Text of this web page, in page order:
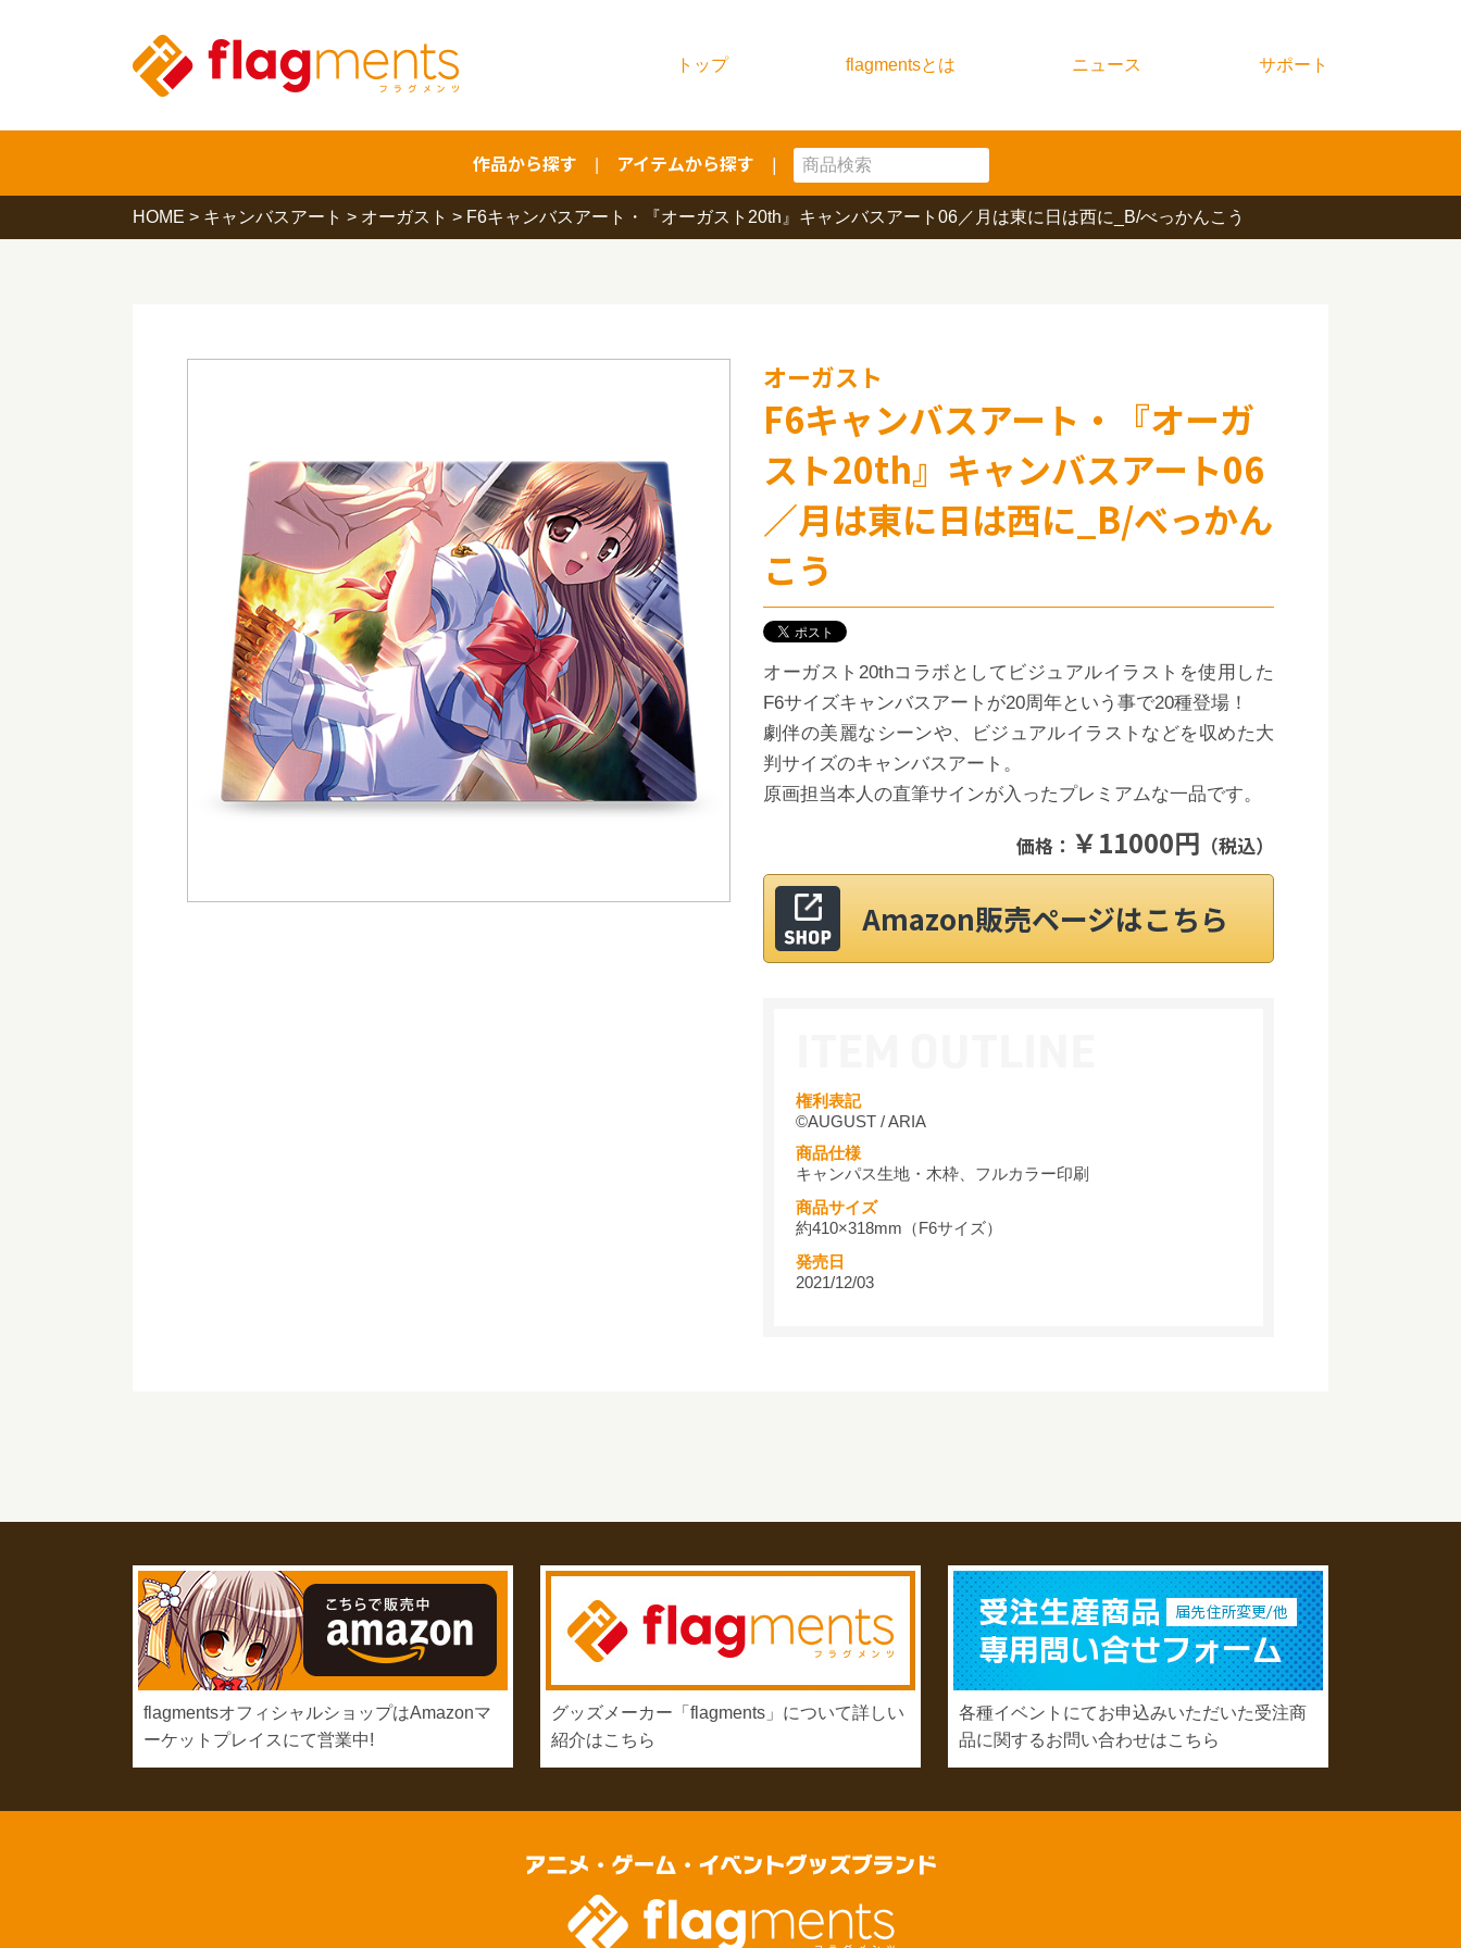
トップ flagmentsとは ニュース サポート
作品から探す アイテムから探す
HOME > キャンバスアート > オーガスト > F6キャンバスアート・『オーガスト20th』キャンバスアート06／月は東に日は西に_B/べっかんこう
オーガスト
F6キャンバスアート・『オーガ
スト20th』キャンバスアート06
／月は東に日は西に_B/べっかん
こう
オーガスト20thコラボとしてビジュアルイラストを使用した
F6サイズキャンバスアートが20周年という事で20種登場！
劇伴の美麗なシーンや、ビジュアルイラストなどを収めた大
判サイズのキャンバスアート。
原画担当本人の直筆サインが入ったプレミアムな一品です。
価格： ￥11000円 （税込）
Amazon販売ページはこちら
権利表記
©AUGUST / ARIA
商品仕様
キャンパス生地・木枠、フルカラー印刷
商品サイズ
約410×318mm（F6サイズ）
発売日
2021/12/03
flagmentsオフィシャルショップはAmazonマ
ーケットプレイスにて営業中!
グッズメーカー「flagments」について詳しい
紹介はこちら
各種イベントにてお申込みいただいた受注商
品に関するお問い合わせはこちら